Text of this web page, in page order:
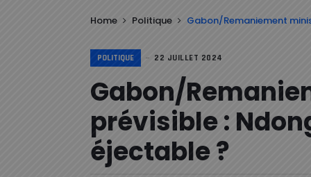
Home Politique Gabon/Remaniement
POLITIQUE 22 JUILLET 2024
Gabon/
prévisible :
éjectable ?